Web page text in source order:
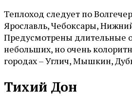
Теплоход следует по
Ярославль, Чебоксары,
Предусмотрены длительные
небольших, но очень
городах – Углич, Мышкин,
Тихий Дон